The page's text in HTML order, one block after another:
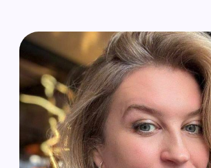
обучение, онлайн.
Уровень подготовки – выпускники
Колледжа.
🚀 Начало: 24 марта по 30 июня 2026 г.
Расписание –повторникам с 19:00
до 21:00 часа.
💰Стоимость курса